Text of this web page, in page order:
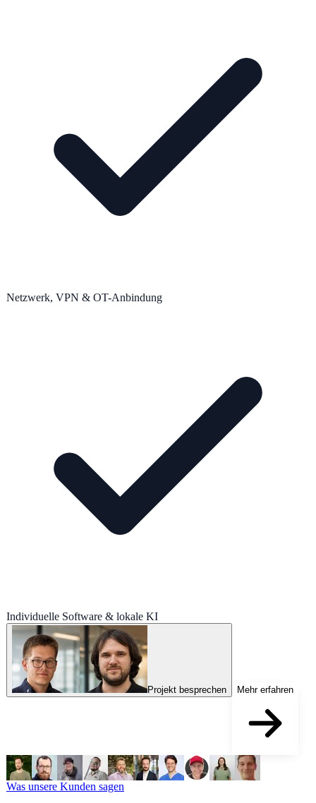
Netzwerk, VPN & OT-Anbindung
Individuelle Software & lokale KI
Projekt besprechen Mehr erfahren
Was unsere Kunden sagen